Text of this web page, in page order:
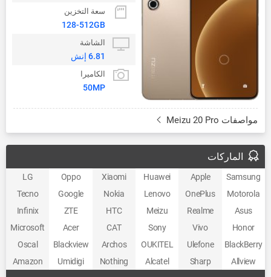
سعة التخزين
128-512GB
الشاشة
6.81 إنش
الكاميرا
50MP
مواصفات Meizu 20 Pro
الماركات
Samsung
Apple
Huawei
Xiaomi
Oppo
LG
Motorola
OnePlus
Lenovo
Nokia
Google
Tecno
Asus
Realme
Meizu
HTC
ZTE
Infinix
Honor
Vivo
Sony
CAT
Acer
Microsoft
BlackBerry
Ulefone
OUKITEL
Archos
Blackview
Oscal
Allview
Sharp
Alcatel
Nothing
Umidigi
Amazon